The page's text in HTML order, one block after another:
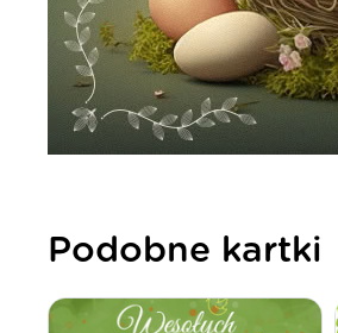
Podobne kartki